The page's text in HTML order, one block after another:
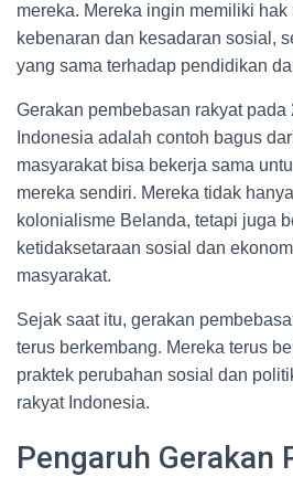
mereka. Mereka ingin memiliki
kebenaran dan kesadaran sosial,
yang sama terhadap pendidikan
Gerakan pembebasan rakyat pada
Indonesia adalah contoh bagus
masyarakat bisa bekerja sama
mereka sendiri. Mereka tidak
kolonialisme Belanda, tetapi juga
ketidaksetaraan sosial dan
masyarakat.
Sejak saat itu, gerakan
terus berkembang. Mereka terus
praktek perubahan sosial dan
rakyat Indonesia.
Pengaruh Gerakan